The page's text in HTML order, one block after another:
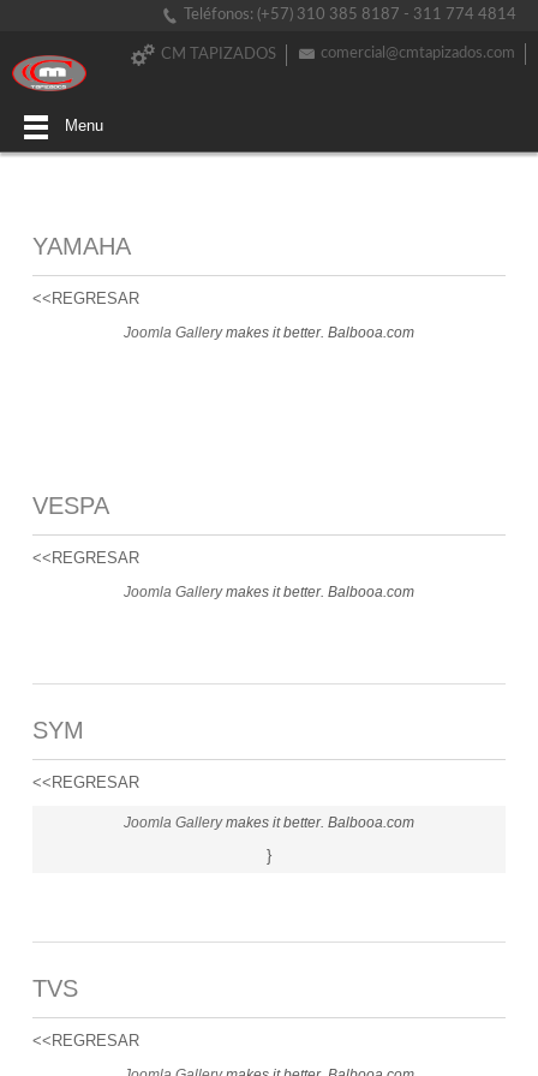
Teléfonos: (+57) 310 385 8187 - 311 774 4814
comercial@cmtapizados.com
CM TAPIZADOS
Menu
YAMAHA
<<REGRESAR
Joomla Gallerymakes it better. Balbooa.com
VESPA
<<REGRESAR
Joomla Gallerymakes it better. Balbooa.com
SYM
<<REGRESAR
Joomla Gallerymakes it better. Balbooa.com
}
TVS
<<REGRESAR